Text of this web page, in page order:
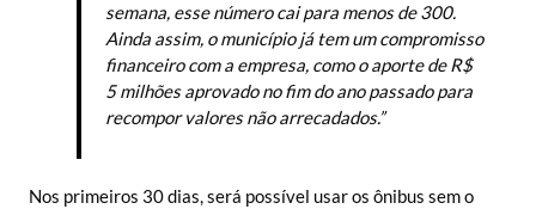
semana, esse número cai para menos de 300.
Ainda assim, o município já tem um compromisso
financeiro com a empresa, como o aporte de R$
5 milhões aprovado no fim do ano passado para
recompor valores não arrecadados.”
Nos primeiros 30 dias, será possível usar os ônibus sem o